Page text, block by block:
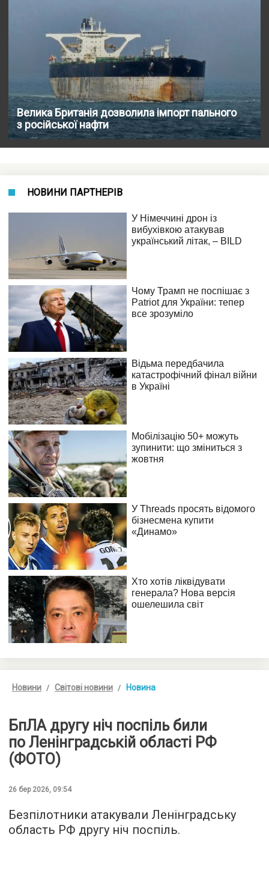
Велика Британія дозволила імпорт пального
з російської нафти
НОВИНИ ПАРТНЕРІВ
Новини Світові новини Новина
БпЛА другу ніч поспіль били
по Ленінградській області РФ
(ФОТО)
26 бер 2026, 09:54
Безпілотники атакували Ленінградську
область РФ другу ніч поспіль.